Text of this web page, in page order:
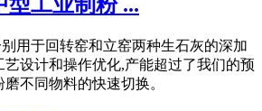
型工业制粉 ...
用于回转窑和立窑两种生石灰的深加
艺设计和操作优化,产能超过了我们的预
不同物料的快速切换。